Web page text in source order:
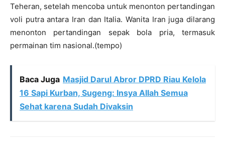
Teheran, setelah mencoba untuk menonton pertandingan
voli putra antara Iran dan Italia. Wanita Iran juga dilarang
menonton pertandingan sepak bola pria, termasuk
permainan tim nasional.(tempo)
Baca Juga Masjid Darul Abror DPRD Riau Kelola
16 Sapi Kurban, Sugeng: Insya Allah Semua
Sehat karena Sudah Divaksin